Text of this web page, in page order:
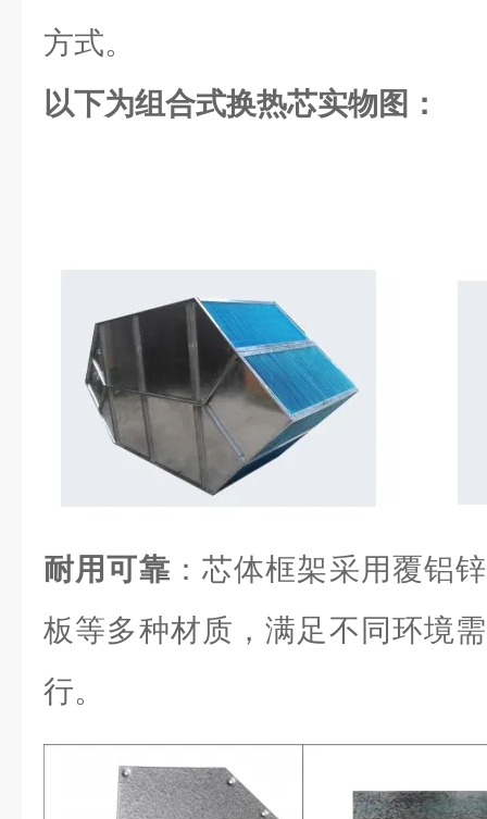
方式。
以下为组合式换热芯实物图：
耐用可靠 ：芯体框架采用覆铝
板等多种材质，满足不同环境
行。